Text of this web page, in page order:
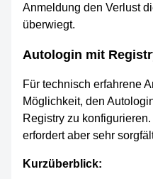
Anmeldung den Verlust
überwiegt.
Autologin mit
Für technisch erfahrene
Möglichkeit, den
Registry zu
erfordert aber sehr
Kurzüberblick: